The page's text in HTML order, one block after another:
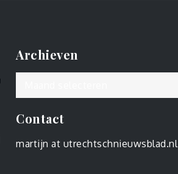
Archieven
Contact
martijn at utrechtschnieuwsblad.nl